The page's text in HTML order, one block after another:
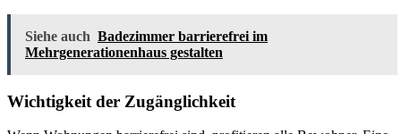
Siehe auch Badezimmer barrierefrei im
Mehrgenerationenhaus gestalten
Wichtigkeit der Zugänglichkeit